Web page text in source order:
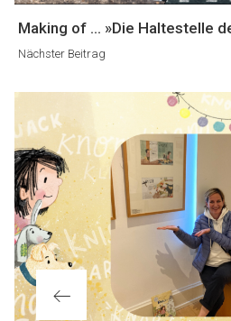
Nächster
Beitrag
Making of ... »Die Haltestelle
Nächster Beitrag